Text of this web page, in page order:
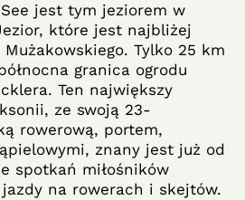
jest tym jeziorem w
które jest najbliżej
Mużakowskiego. Tylko 25 km
granica ogrodu
Ten największy
ze swoją 23-
rowerową, portem,
znany jest już od
spotkań miłośników
na rowerach i skejtów.